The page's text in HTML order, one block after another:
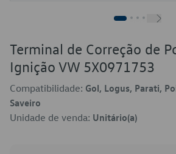
Terminal de Correção de
Ignição VW 5X0971753
Compatibilidade: Gol, Logus, Parati,
Saveiro
Unidade de venda: Unitário(a)